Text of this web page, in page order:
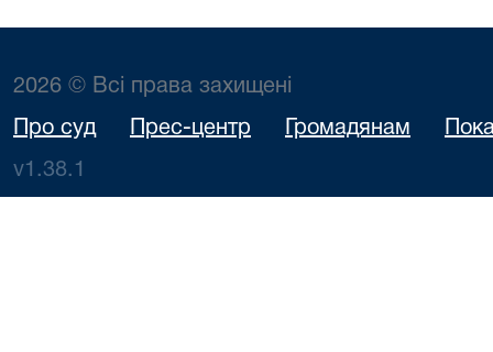
2026 © Всі права захищені
Про суд Прес-центр Громадянам
v1.38.1